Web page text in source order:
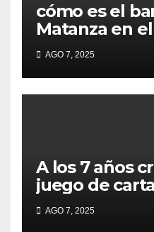
cómo es el
Matanza en
sacó la foto
de campaña
Buenos Aires
AGO 7, 2025
A los 7 años
juego de
millones y
idea para
AGO 7, 2025